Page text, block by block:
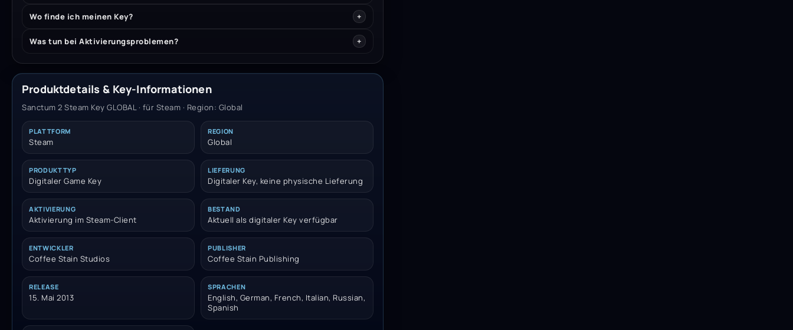
Wo finde ich meinen Key?
Was tun bei Aktivierungsproblemen?
Produktdetails & Key-Informationen
Sanctum 2 Steam Key GLOBAL · für Steam · Region: Global
PLATTFORM
Steam
REGION
Global
PRODUKTTYP
Digitaler Game Key
LIEFERUNG
Digitaler Key, keine physische Lieferung
AKTIVIERUNG
Aktivierung im Steam-Client
BESTAND
Aktuell als digitaler Key verfügbar
ENTWICKLER
Coffee Stain Studios
PUBLISHER
Coffee Stain Publishing
RELEASE
15. Mai 2013
SPRACHEN
English, German, French, Italian, Russian,
Spanish